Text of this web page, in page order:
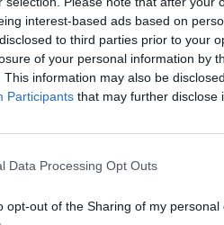
interest-based ads based on
to third parties prior to your
of your personal information by
This information may also be
Participants that may further disclose
Data Processing Opt Outs
opt-out of the Sharing of my personal
και αυτό διότι, όπως
τις αναμενόμενες)
συμπεράσματα.
του υπουργείου
οι φορολογικές
αδικία, όπου υπάρχει
παραγόντων και
και μετά θα δούμε